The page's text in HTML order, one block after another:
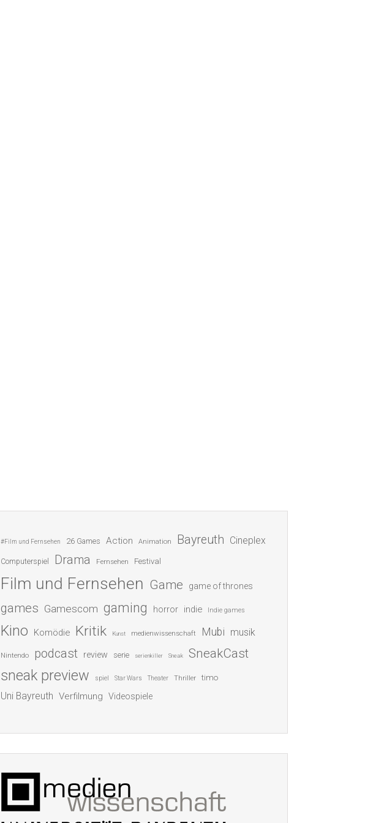
#Film und Fernsehen 26 Games Action Animation Bayreuth Cineplex
Computerspiel Drama Fernsehen Festival
Film und Fernsehen Game game of thrones
games Gamescom gaming horror indie Indie games
Kino Komödie Kritik Kunst medienwissenschaft Mubi musik
Nintendo podcast review serie serienkiller Sneak SneakCast
sneak preview spiel Star Wars Theater Thriller timo
Uni Bayreuth Verfilmung Videospiele